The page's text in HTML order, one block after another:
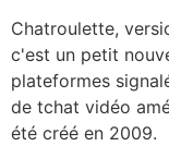
Chatroulette,
c'est un petit
plateformes
de tchat vidéo
été créé en 2009.